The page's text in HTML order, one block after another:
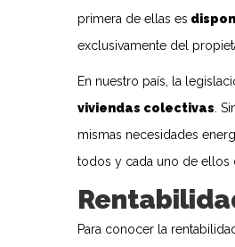
primera de ellas es
exclusivamente del
En nuestro país, la
viviendas colectivas .
mismas necesidades
todos y cada uno de ellos
Para conocer la